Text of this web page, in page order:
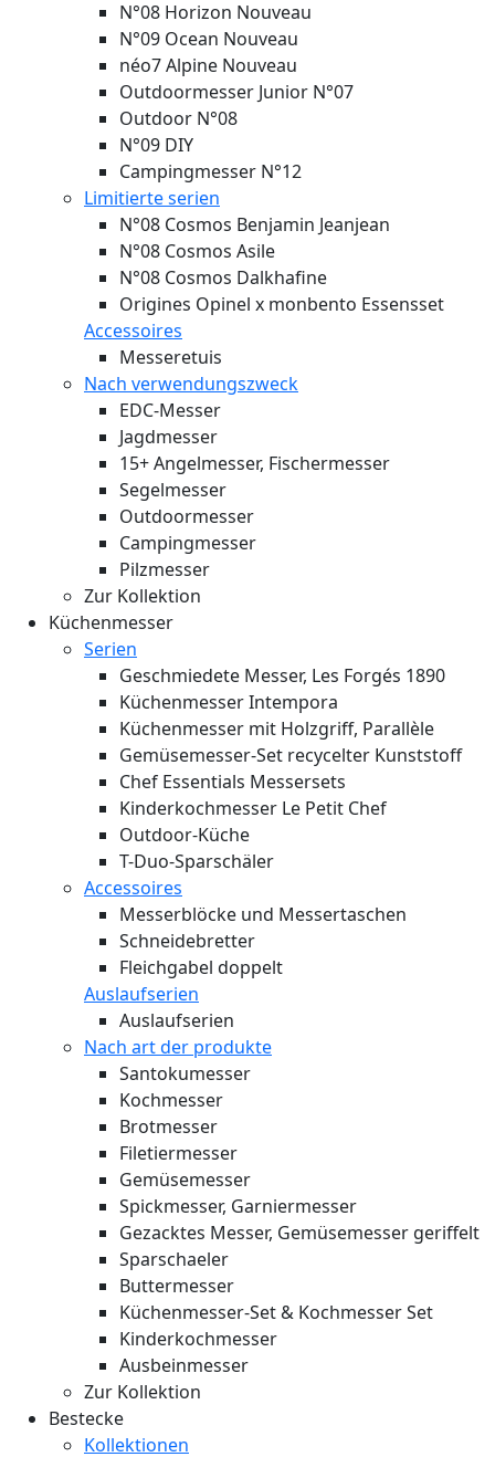
N°08 Horizon Nouveau
N°09 Ocean Nouveau
néo7 Alpine Nouveau
Outdoormesser Junior N°07
Outdoor N°08
N°09 DIY
Campingmesser N°12
Limitierte serien
N°08 Cosmos Benjamin Jeanjean
N°08 Cosmos Asile
N°08 Cosmos Dalkhafine
Origines Opinel x monbento Essensset
Accessoires
Messeretuis
Nach verwendungszweck
EDC-Messer
Jagdmesser
15+ Angelmesser, Fischermesser
Segelmesser
Outdoormesser
Campingmesser
Pilzmesser
Zur Kollektion
Küchenmesser
Serien
Geschmiedete Messer, Les Forgés 1890
Küchenmesser Intempora
Küchenmesser mit Holzgriff, Parallèle
Gemüsemesser-Set recycelter Kunststoff
Chef Essentials Messersets
Kinderkochmesser Le Petit Chef
Outdoor-Küche
T-Duo-Sparschäler
Accessoires
Messerblöcke und Messertaschen
Schneidebretter
Fleichgabel doppelt
Auslaufserien
Auslaufserien
Nach art der produkte
Santokumesser
Kochmesser
Brotmesser
Filetiermesser
Gemüsemesser
Spickmesser, Garniermesser
Gezacktes Messer, Gemüsemesser geriffelt
Sparschaeler
Buttermesser
Küchenmesser-Set & Kochmesser Set
Kinderkochmesser
Ausbeinmesser
Zur Kollektion
Bestecke
Kollektionen